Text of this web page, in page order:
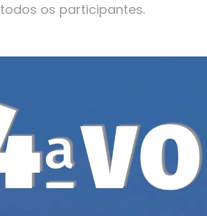
todos os participantes.